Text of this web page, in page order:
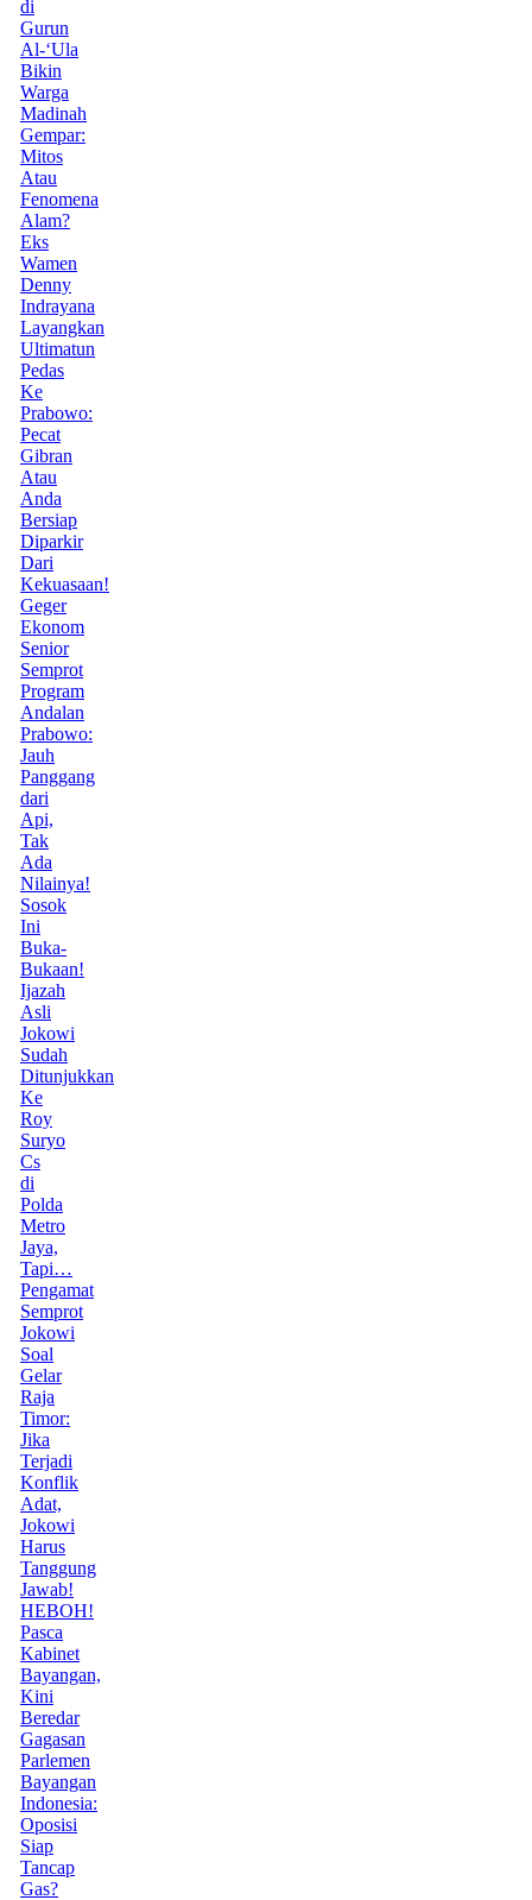
di
Gurun
Al-‘Ula
Bikin
Warga
Madinah
Gempar:
Mitos
Atau
Fenomena
Alam?
Eks
Wamen
Denny
Indrayana
Layangkan
Ultimatun
Pedas
Ke
Prabowo:
Pecat
Gibran
Atau
Anda
Bersiap
Diparkir
Dari
Kekuasaan!
Geger
Ekonom
Senior
Semprot
Program
Andalan
Prabowo:
Jauh
Panggang
dari
Api,
Tak
Ada
Nilainya!
Sosok
Ini
Buka-
Bukaan!
Ijazah
Asli
Jokowi
Sudah
Ditunjukkan
Ke
Roy
Suryo
Cs
di
Polda
Metro
Jaya,
Tapi…
Pengamat
Semprot
Jokowi
Soal
Gelar
Raja
Timor:
Jika
Terjadi
Konflik
Adat,
Jokowi
Harus
Tanggung
Jawab!
HEBOH!
Pasca
Kabinet
Bayangan,
Kini
Beredar
Gagasan
Parlemen
Bayangan
Indonesia:
Oposisi
Siap
Tancap
Gas?